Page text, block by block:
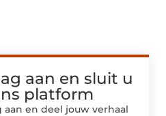
aan en sluit u
platform
aan en deel jouw verhaal